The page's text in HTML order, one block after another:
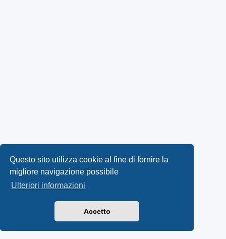
Questo sito utilizza cookie al fine di fornire la
migliore navigazione possibile
Ulteriori informazioni
Accetto